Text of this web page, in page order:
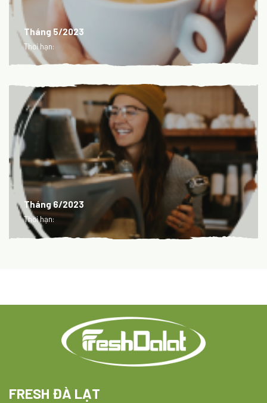
Tháng 5/2023
Thời hạn:
Tháng 6/2023
Thời hạn:
FRESH ĐÀ LẠT